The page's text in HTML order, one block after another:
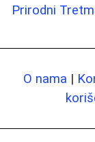
Prirodni
O nama |